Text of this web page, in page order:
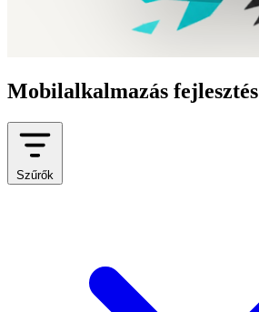
Mobilalkalmazás fejlesztés
Szűrők